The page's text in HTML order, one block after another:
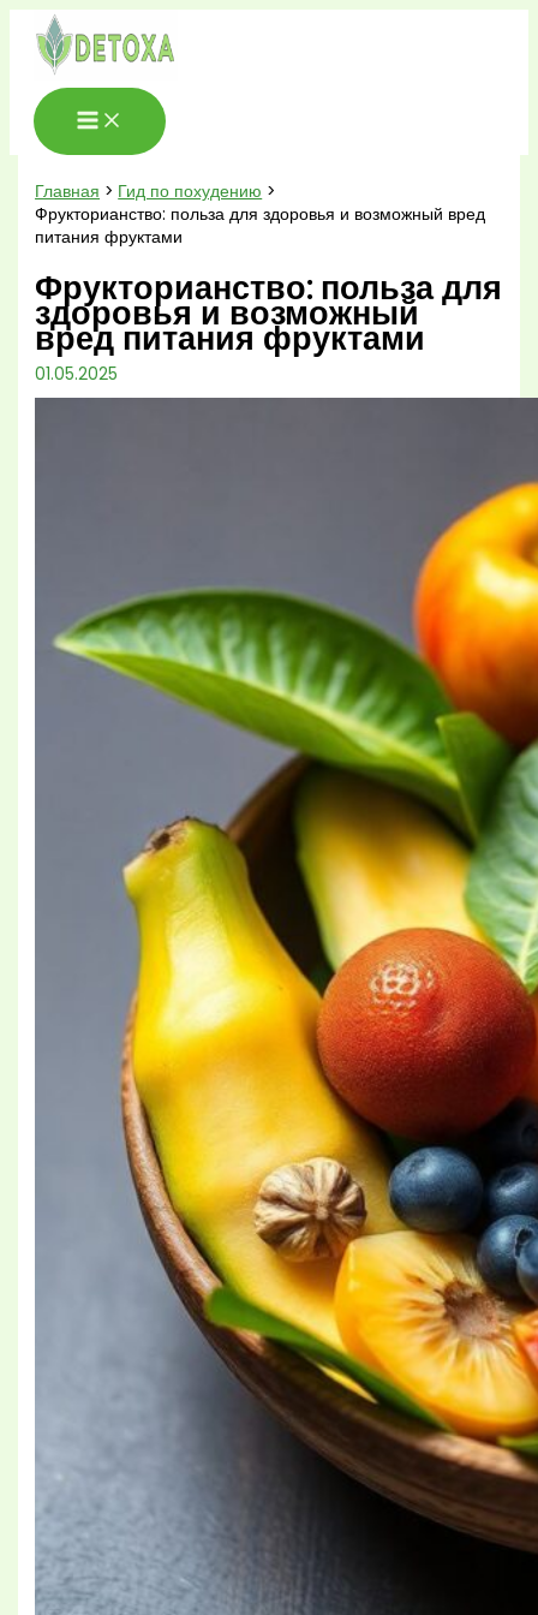
Перейти
содержимому
Главная
Гид по похудению
Фрукторианство: польза для здоровья и возможный вред
питания фруктами
Фрукторианство: польза для
здоровья и возможный
вред питания фруктами
01.05.2025